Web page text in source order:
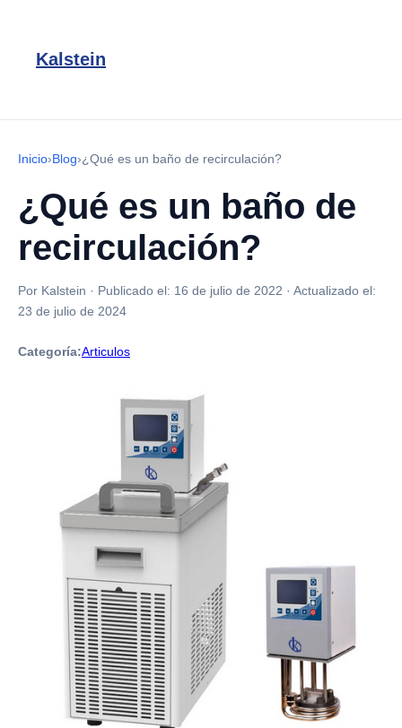
Kalstein
Inicio›Blog›¿Qué es un baño de recirculación?
¿Qué es un baño de
recirculación?
Por Kalstein · Publicado el: 16 de julio de 2022 · Actualizado el:
23 de julio de 2024
Categoría:Articulos